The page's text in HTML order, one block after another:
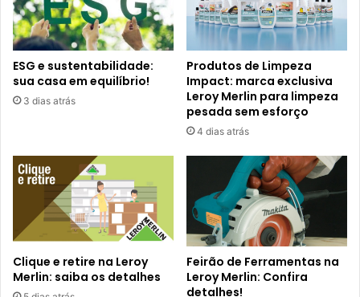
ESG e sustentabilidade:
sua casa em equilíbrio!
3 dias atrás
Produtos de Limpeza
Impact: marca exclusiva
Leroy Merlin para limpeza
pesada sem esforço
4 dias atrás
Clique e retire na Leroy
Merlin: saiba os detalhes
Feirão de Ferramentas na
Leroy Merlin: Confira
detalhes!